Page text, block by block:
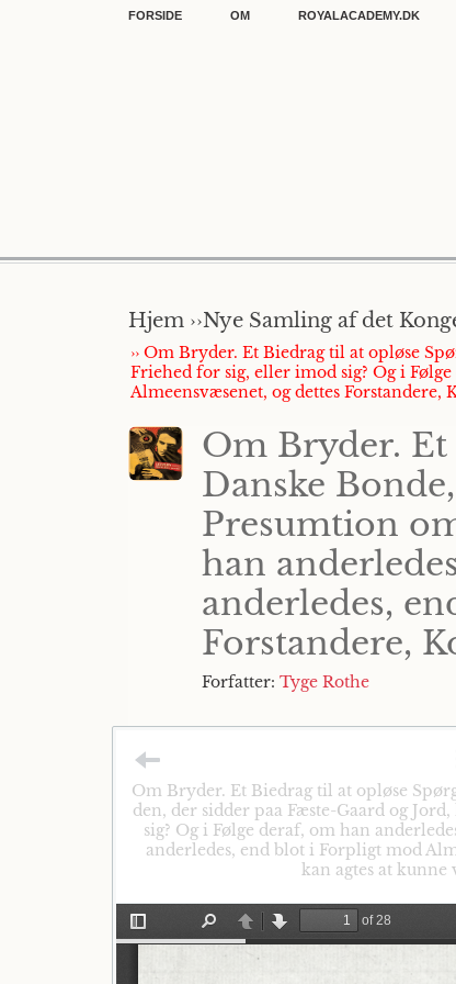
FORSIDE OM ROYALACADEMY.DK
Hjem ››Nye Samling af det
›› Om Bryder. Et Biedrag til at opløse
Friehed for sig, eller imod sig? Og i
Almeensvæsenet, og dettes Forstandere,
Om Bryder.
Danske
Presumtion
han
anderledes,
Forstandere,
Forfatter: Tyge Rothe
Om Bryder. Et Biedrag til at opløse
den, der sidder paa Fæste-Gaard og
sig? Og i Følge deraf, om han
anderledes, end blot i Forpligt mod
kan agtes at kunne